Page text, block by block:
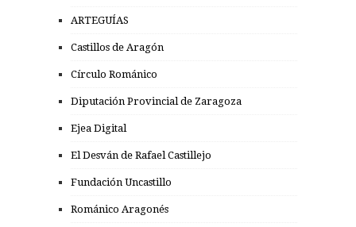
ARTEGUÍAS
Castillos de Aragón
Círculo Románico
Diputación Provincial de Zaragoza
Ejea Digital
El Desván de Rafael Castillejo
Fundación Uncastillo
Románico Aragonés